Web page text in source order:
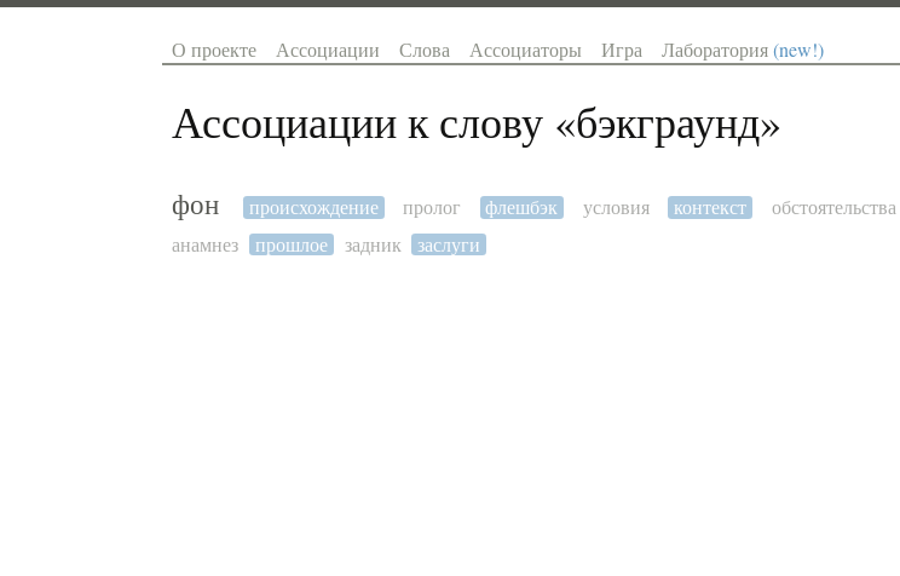
О проекте Ассоциации Слова Ассоциаторы Игра Лаборатория(new!)
Ассоциации к слову «бэкграунд»
фон происхождение пролог флешбэк условия контекст обстоятельства
анамнез
прошлое задник заслуги